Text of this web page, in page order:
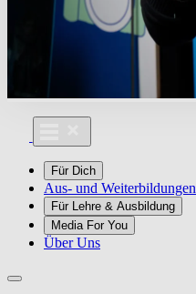
Für Dich
Aus- und Weiterbildungen
Für Lehre & Ausbildung
Media For You
Über Uns